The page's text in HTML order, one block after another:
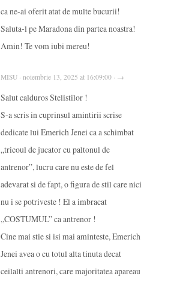
ca ne-ai oferit atat de multe bucurii!
Saluta-l pe Maradona din partea noastra!
Amin! Te vom iubi mereu!
MISU · noiembrie 13, 2025 at 16:09:00 · →
Salut calduros Stelistilor !
S-a scris in cuprinsul amintirii scrise
dedicate lui Emerich Jenei ca a schimbat
„tricoul de jucator cu paltonul de
antrenor”, lucru care nu este de fel
adevarat si de fapt, o figura de stil care nici
nu i se potriveste ! El a imbracat
„COSTUMUL” ca antrenor !
Cine mai stie si isi mai aminteste, Emerich
Jenei avea o cu totul alta tinuta decat
ceilalti antrenori, care majoritatea apareau